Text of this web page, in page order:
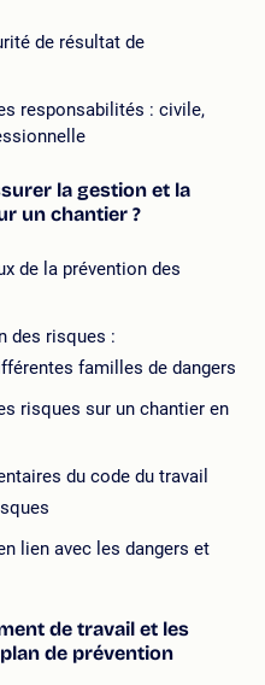
de résultat de
responsabilités : civile,
la gestion et la
un chantier ?
de la prévention des
des risques :
familles de dangers
risques sur un chantier en
du code du travail
lien avec les dangers et
de travail et les
de prévention